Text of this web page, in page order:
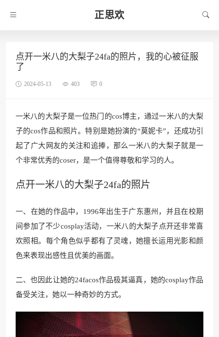
正思欢
点开一米八的大梨子24fa的照片，我的心被征服
了
2024-05-13 403 0
一米八的大梨子是一位热门的cos博主，通过一米八的大梨
子的cos作品和照片。特别是她扮演的“莫妮卡”，还成功引
起了广大网友的关注和追捧，那么一米八的大梨子就是一
个非常优秀的coser，是一个值得尊敬和学习的人。
点开一米八的大梨子24fa的照片
一、在她的作品中，1996年出生于广东惠州，并且在校期
间参加了不少cosplay活动，一米八的大梨子点开还非常喜
欢照相。每个角色似乎都有了灵魂，她擅长运用光影和颜
色来表现出感性且优美的画面。
二、也因此让她的24facos作品极其逼真，她的cosplay作品
备受关注，她以一种奇妙的方式。